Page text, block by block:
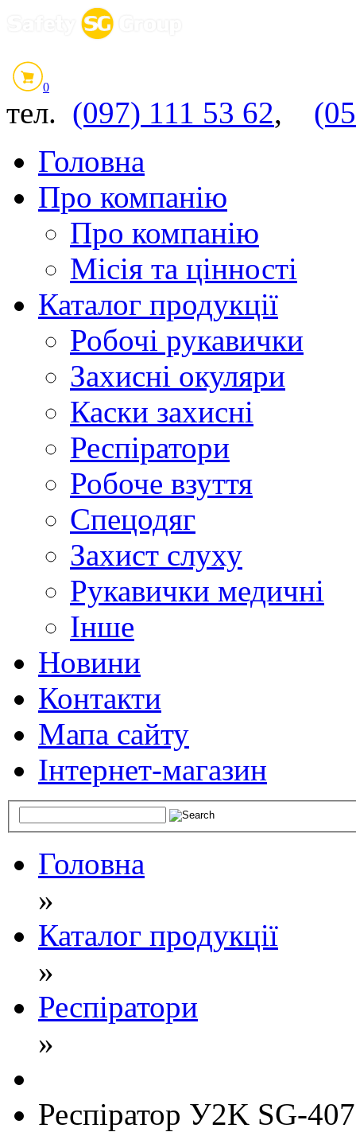
0
тел. (097) 111 53 62,
Головна
Про компанію
Про компанію
Місія та цінності
Каталог продукції
Робочі рукавички
Захисні окуляри
Каски захисні
Респіратори
Робоче взуття
Спецодяг
Захист слуху
Рукавички медичні
Інше
Новини
Контакти
Мапа сайту
Інтернет-магазин
Головна
»
Каталог продукції
»
Респіратори
»
Респіратор У2K SG-407